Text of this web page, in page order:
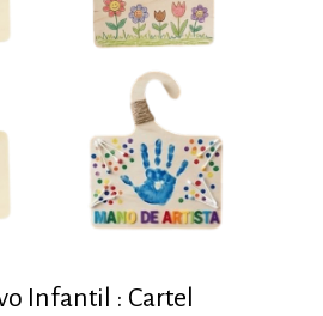
Infantil : Cartel